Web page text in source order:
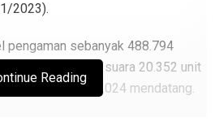
2023).
pengaman sebanyak 488.794
unit serta bilik suara 20.352 unit
Pemilu 2024 mendatang.
Reading